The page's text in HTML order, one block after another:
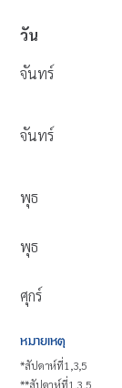
วัน
จันทร์
จันทร์
พุธ
พุธ
ศุกร์
หมายเหตุ
*สัปดาห์ที่1,3,5
**สัปดาห์ที่1,3,5